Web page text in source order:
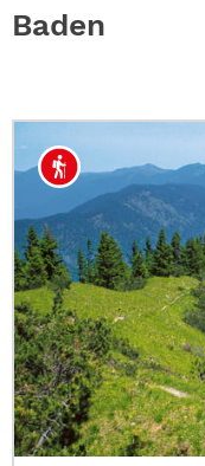
Baden
ABO
NEWSLETTER
ALLE THEMEN
SHOP